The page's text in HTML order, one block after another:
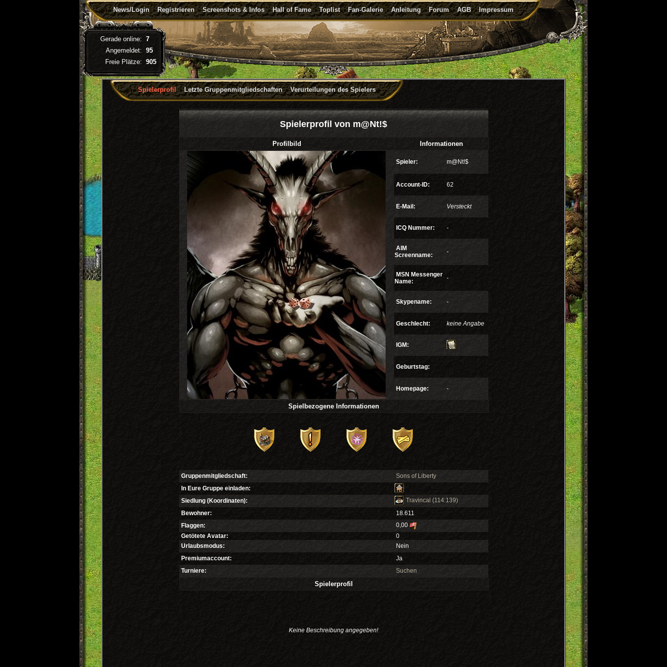
News/Login Registrieren Screenshots & Infos Hall of Fame Toplist Fan-Galerie Anleitung Forum AGB Impressum
Spielerprofil Letzte Gruppenmitgliedschaften Verurteilungen des Spielers
Spielerprofil von m@Nt!$
Profilbild Informationen
Spieler: m@Nt!$
Account-ID: 62
E-Mail: Versteckt
ICQ Nummer: -
AIM
Screenname:
-
MSN Messenger
Name:
-
Skypename: -
Geschlecht: keine Angabe
IGM:
Geburtstag:
Homepage: -
Spielbezogene Informationen
Gruppenmitgliedschaft:
Sons of Liberty
In Eure Gruppe einladen:
Siedlung (Koordinaten):
Travincal (114:139)
Bewohner:
18.611
Flaggen:
0,00
Getötete Avatar:
0
Urlaubsmodus:
Nein
Premiumaccount:
Ja
Turniere:
Suchen
Spielerprofil
Keine Beschreibung angegeben!
Gerade online: 7
Angemeldet: 95
Freie Plätze: 905